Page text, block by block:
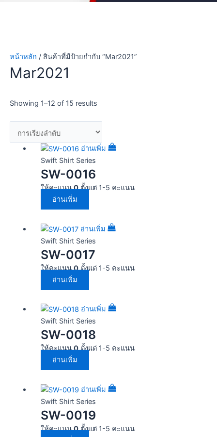
หน้าหลัก / สินค้าที่มีป้ายกำกับ “Mar2021”
Mar2021
Showing 1–12 of 15 results
อ่านเพิ่ม
Swift Shirt Series
SW-0016
ให้คะแนน0ตั้งแต่ 1-5 คะแนน
อ่านเพิ่ม
อ่านเพิ่ม
Swift Shirt Series
SW-0017
ให้คะแนน0ตั้งแต่ 1-5 คะแนน
อ่านเพิ่ม
อ่านเพิ่ม
Swift Shirt Series
SW-0018
ให้คะแนน0ตั้งแต่ 1-5 คะแนน
อ่านเพิ่ม
อ่านเพิ่ม
Swift Shirt Series
SW-0019
ให้คะแนน0ตั้งแต่ 1-5 คะแนน